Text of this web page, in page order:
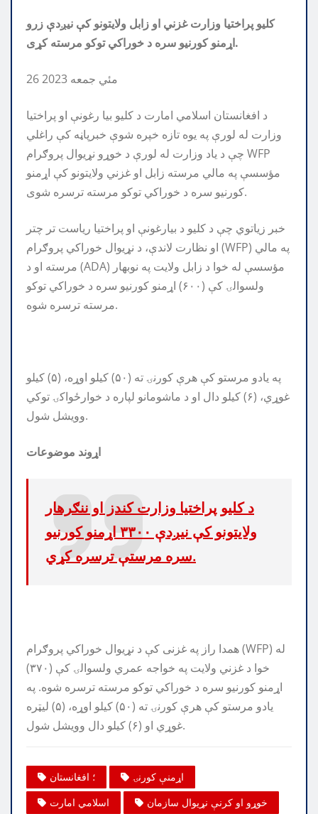
کلیو پراختیا وزارت غزني او زابل ولایتونو کې نیږدې زرو
اړمنو کورنیو سره د خوراکي توکو مرسته کړی.
26 مئي جمعه 2023
د افغانستان اسلامي امارت د کلیو بیا رغونې او پراختیا
وزارت له لورې په یوه تازه خپره شوې خبرپاڼه کې راغلي
چې د یاد وزارت له لورې د خوړو نړیوال پروګرام WFP
مؤسسې په مالي مرسته زابل او غزني ولایتونو کې اړمنو
کورنیو سره د خوراکي توکو مرسته ترسره شوی.
خبر زیاتوي چې د کلیو د بیارغونې او پراختیا ریاست تر چتر
او نظارت لاندې، د نړیوال خوراکي پروګرام (WFP) په مالي
مرسته او د (ADA) مؤسسې له خوا د زابل ولایت په نوبهار
ولسوالۍ کې (۶۰۰) اړمنو کورنیو سره د خوراکي توکو
مرسته ترسره شوه.
په یادو مرستو کې هرې کورنۍ ته (۵۰) کیلو اوړه، (۵) کیلو
غوړي، (۶) کیلو دال او د ماشومانو لپاره د خوارځواکۍ توکي
وویشل شول.
اړوند موضوعات
د کلیو پراختیا وزارت کندز او ننګرهار
ولایتونو کې نیږدې ۳۳۰۰ اړمنو کورنیو
سره مرستې ترسره کړي.
همدا راز په غزنی کې د نړیوال خوراکي پروګرام (WFP) له
خوا د غزني ولایت په خواجه عمري ولسوالۍ کې (۳۷۰)
اړمنو کورنیو سره د خوراکي توکو مرسته ترسره شوه. په
یادو مرستو کې هرې کورنۍ ته (۵۰) کیلو اوړه، (۵) لیټره
غوړي او (۶) کیلو دال وویشل شول.
؛ افغانستان
اړمنې کورنۍ
اسلامي امارت
خوړو او کرنې نړیوال سازمان